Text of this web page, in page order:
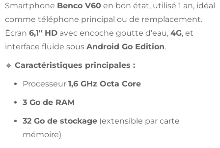
Smartphone Benco V60 en bon état, utilisé 1 an, idéal
comme téléphone principal ou de remplacement.
Écran 6,1″ HD avec encoche goutte d’eau, 4G, et
interface fluide sous Android Go Edition.
🔹 Caractéristiques principales :
Processeur 1,6 GHz Octa Core
3 Go de RAM
32 Go de stockage (extensible par carte
mémoire)